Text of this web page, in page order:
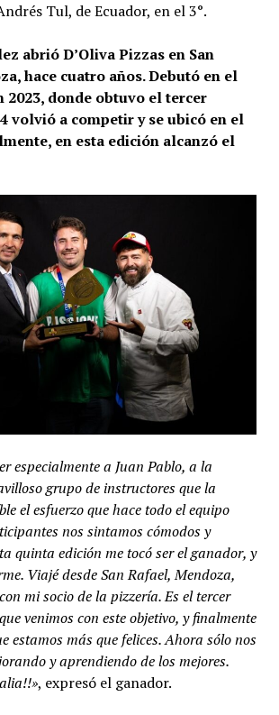
Tul, de Ecuador, en el 3°.
abrió D’Oliva Pizzas en San
hace cuatro años. Debutó en el
2023, donde obtuvo el tercer
volvió a competir y se ubicó en el
en esta edición alcanzó el
especialmente a Juan Pablo, a la
grupo de instructores que la
el esfuerzo que hace todo el equipo
nos sintamos cómodos y
quinta edición me tocó ser el ganador, y
Viajé desde San Rafael, Mendoza,
mi socio de la pizzería. Es el tercer
venimos con este objetivo, y finalmente
estamos más que felices. Ahora sólo nos
y aprendiendo de los mejores.
, expresó el ganador.